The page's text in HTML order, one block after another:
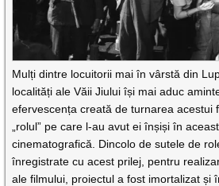
Mulți dintre locuitorii mai în vârstă din
localități ale Văii Jiului își mai aduc
efervescența creată de turnarea acestui
„rolul” pe care l-au avut ei înșiși în
cinematografică. Dincolo de sutele de
înregistrate cu acest prilej, pentru
ale filmului, proiectul a fost imortalizat și